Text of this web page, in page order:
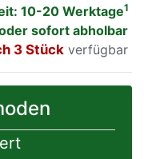
Lieferzeit: 10-20 Werktage1
sofort abholbar
noch 3 Stück verfügbar